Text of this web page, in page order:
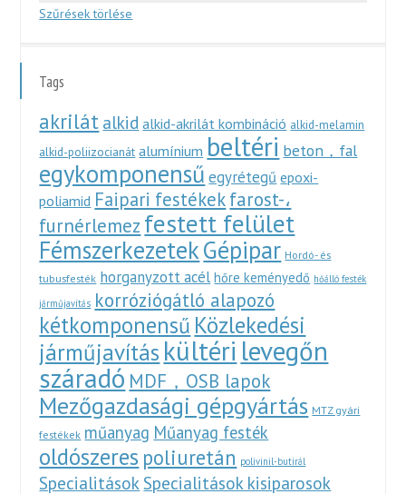
Szűrések törlése
Tags
akrilát alkid alkid-akrilát kombináció alkid-melamin
alkid-poliizocianát alumínium beltéri beton，fal
egykomponensű egyrétegű epoxi-
poliamid Faipari festékekfarost-،
furnérlemez festett felület
FémszerkezetekGépipar Hordó- és
tubusfesték horganyzott acél hőre keményedő hőálló festék
járműjavítás korróziógátló alapozó
kétkomponensű Közlekedési
járműjavítás kültéri levegőn
száradó MDF，OSB lapok
Mezőgazdasági gépgyártás MTZ gyári
festékek műanyag Műanyag festék
oldószeres poliuretán polivinil-butirál
Specialitások Specialitások kisiparosok